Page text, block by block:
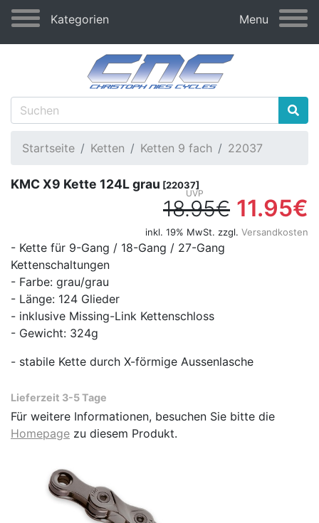
Kategorien Menu
Startseite Ketten Ketten 9 fach 22037
KMC X9 Kette 124L grau [22037]
18.95€ 11.95€
inkl. 19% MwSt. zzgl. Versandkosten
- Kette für 9-Gang / 18-Gang / 27-Gang
Kettenschaltungen
- Farbe: grau/grau
- Länge: 124 Glieder
- inklusive Missing-Link Kettenschloss
- Gewicht: 324g
- stabile Kette durch X-förmige Aussenlasche
Lieferzeit 3-5 Tage
Für weitere Informationen, besuchen Sie bitte die
Homepage zu diesem Produkt.